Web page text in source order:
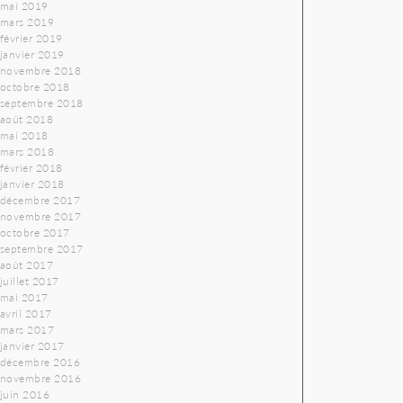
mai 2019
mars 2019
février 2019
janvier 2019
novembre 2018
octobre 2018
septembre 2018
août 2018
mai 2018
mars 2018
février 2018
janvier 2018
décembre 2017
novembre 2017
octobre 2017
septembre 2017
août 2017
juillet 2017
mai 2017
avril 2017
mars 2017
janvier 2017
décembre 2016
novembre 2016
juin 2016